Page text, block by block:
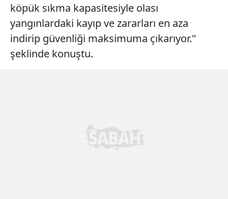
köpük sıkma kapasitesiyle olası
yangınlardaki kayıp ve zararları en aza
indirip güvenliği maksimuma çıkarıyor."
şeklinde konuştu.